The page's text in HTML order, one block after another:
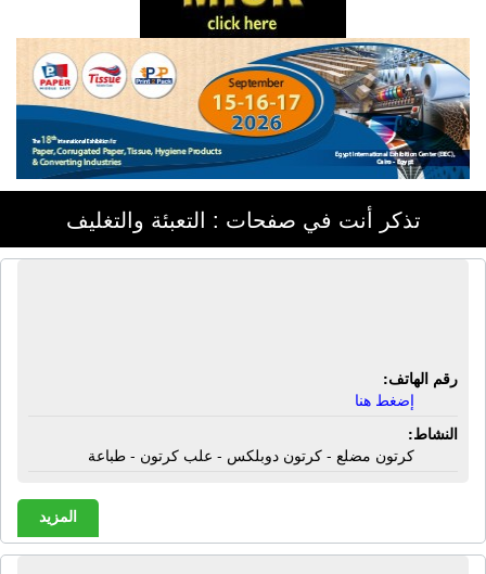
تذكر أنت في صفحات : التعبئة والتغليف
رقم الهاتف:
إضغط هنا
النشاط:
كرتون مضلع - كرتون دوبلكس - علب كرتون - طباعة
المزيد